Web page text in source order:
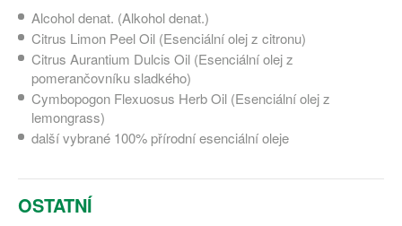
Alcohol denat. (Alkohol denat.)
Citrus Limon Peel Oil (Esenciální olej z citronu)
Citrus Aurantium Dulcis Oil (Esenciální olej z
pomerančovníku sladkého)
Cymbopogon Flexuosus Herb Oil (Esenciální olej z
lemongrass)
další vybrané 100% přírodní esenciální oleje
OSTATNÍ